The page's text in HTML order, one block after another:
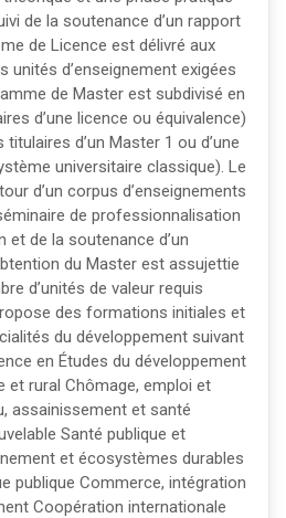
de la soutenance d’un rapport
de Licence est délivré aux
unités d’enseignement exigées
de Master est subdivisé en
d’une licence ou équivalence)
d’un Master 1 ou d’une
universitaire classique). Le
d’un corpus d’enseignements
de professionnalisation
et de la soutenance d’un
du Master est assujettie
d’unités de valeur requis
des formations initiales et
du développement suivant
en Études du développement
et rural Chômage, emploi et
assainissement et santé
Santé publique et
et écosystèmes durables
publique Commerce, intégration
Coopération internationale